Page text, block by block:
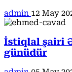
admin 12 May
İstiqlal şairi
günüdür